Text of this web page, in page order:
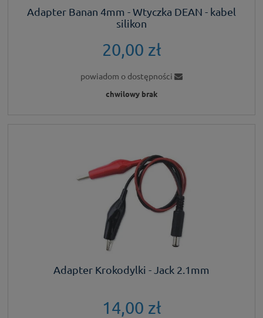
Adapter Banan 4mm - Wtyczka DEAN - kabel
silikon
20,00 zł
powiadom o dostępności
chwilowy brak
Adapter Krokodylki - Jack 2.1mm
14,00 zł